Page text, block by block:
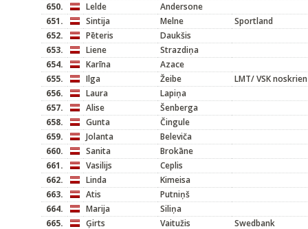
650.
Lelde
Andersone
651.
Sintija Melne
Sportland
652.
Pēteris
Daukšis
653.
Liene
Strazdiņa
654.
Karīna
Azace
655.
Ilga Žeibe
LMT/ VSK noskrien
656.
Laura
Lapiņa
657.
Alise
Šenberga
658.
Gunta
Čingule
659.
Jolanta
Beleviča
660.
Sanita
Brokāne
661.
Vasilijs
Ceplis
662.
Linda
Kimeisa
663.
Atis
Putniņš
664.
Marija
Siliņa
665.
Ģirts Vaitužis Swedbank